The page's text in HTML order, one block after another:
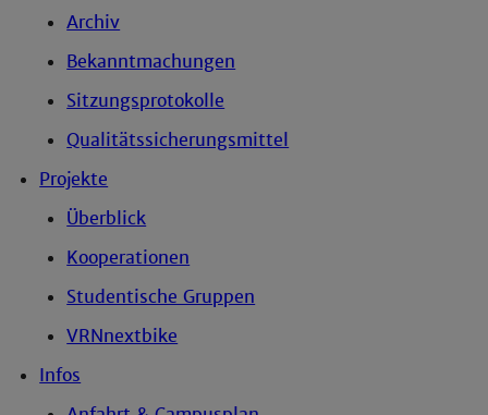
Archiv
Bekanntmachungen
Sitzungsprotokolle
Qualitätssicherungsmittel
Projekte
Überblick
Kooperationen
Studentische Gruppen
VRNnextbike
Infos